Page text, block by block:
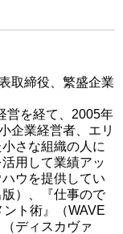
取締役、繁盛企業
営を経て、2005年
企業経営者、エリ
さな組織の人に
用して業績アッ
ウを提供してい
）、『仕事ので
ト術』（WAVE
ディスカヴァ